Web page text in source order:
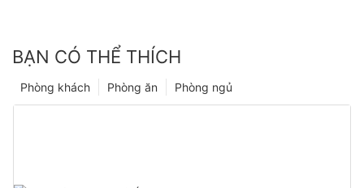
BẠN CÓ THỂ THÍCH
Phòng ngủ
Phòng ăn
Phòng khách